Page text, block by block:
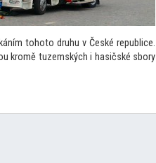
tohoto druhu v České republice.
kromě tuzemských i hasičské sbory